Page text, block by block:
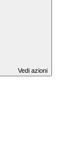
Vedi azioni